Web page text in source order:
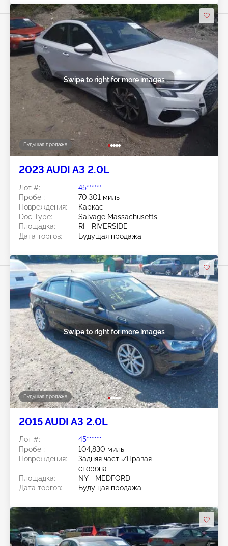
Будущая продажа
Swipe to right for more images
2023 AUDI A3 2.0L
Лот #:
45******
Пробег:
70,301 миль
Повреждения:
Каркас
Doc Type:
Salvage Massachusetts
Площадка:
RI - RIVERSIDE
Дата торгов:
Будущая продажа
Будущая продажа
Swipe to right for more images
2015 AUDI A3 2.0L
Лот #:
45******
Пробег:
104,830 миль
Повреждения:
Задняя часть/Правая
сторона
Площадка:
NY - MEDFORD
Дата торгов:
Будущая продажа